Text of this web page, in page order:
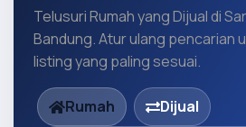
Telusuri Rumah yang Dijual di
Bandung. Atur ulang pencarian
listing yang paling sesuai.
Rumah
Dijual